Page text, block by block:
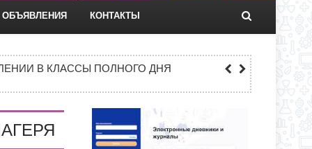
ОБЪЯВЛЕНИЯ КОНТАКТЫ
В КЛАССЫ ПОЛНОГО ДНЯ